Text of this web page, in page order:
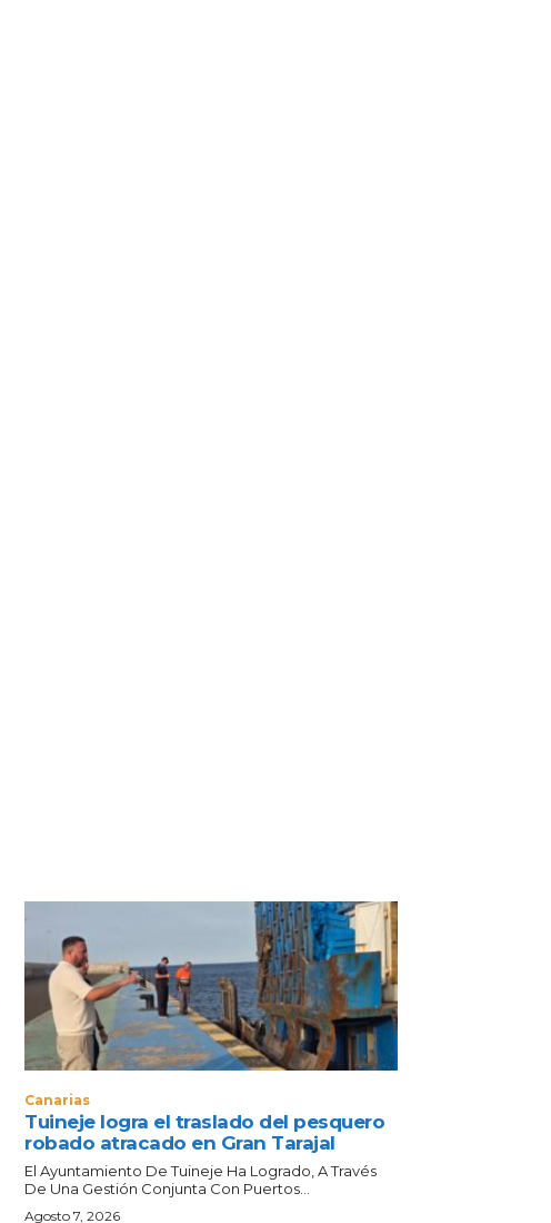
Canarias
Tuineje logra el traslado del pesquero
robado atracado en Gran Tarajal
El Ayuntamiento De Tuineje Ha Logrado, A Través
De Una Gestión Conjunta Con Puertos...
Agosto 7, 2026